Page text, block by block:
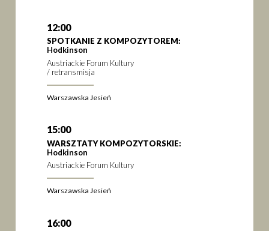
12:00
SPOTKANIE Z KOMPOZYTOREM:
Hodkinson
Austriackie Forum Kultury
/ retransmisja
Warszawska Jesień
15:00
WARSZTATY KOMPOZYTORSKIE:
Hodkinson
Austriackie Forum Kultury
Warszawska Jesień
16:00